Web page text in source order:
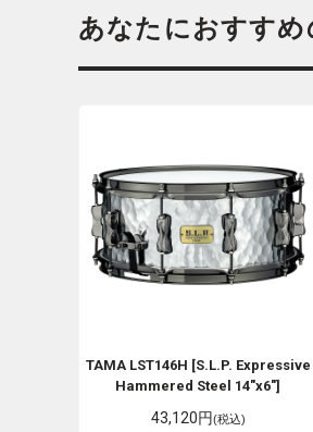
あなたにおすすめ
TAMA LST146H [S.L.P. Expressive
Hammered Steel 14"x6"]
43,120円(税込)